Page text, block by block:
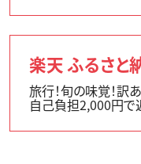
楽天 ふるさと
旅行！旬の味覚！訳
自己負担2,000円で